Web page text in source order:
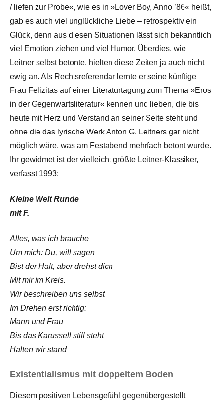
/ liefen zur Probe«, wie es in »Lover Boy, Anno ’86« heißt,
gab es auch viel unglückliche Liebe – retrospektiv ein
Glück, denn aus diesen Situationen lässt sich bekanntlich
viel Emotion ziehen und viel Humor. Überdies, wie
Leitner selbst betonte, hielten diese Zeiten ja auch nicht
ewig an. Als Rechtsreferendar lernte er seine künftige
Frau Felizitas auf einer Literaturtagung zum Thema »Eros
in der Gegenwartsliteratur« kennen und lieben, die bis
heute mit Herz und Verstand an seiner Seite steht und
ohne die das lyrische Werk Anton G. Leitners gar nicht
möglich wäre, was am Festabend mehrfach betont wurde.
Ihr gewidmet ist der vielleicht größte Leitner-Klassiker,
verfasst 1993:
Kleine Welt Runde
mit F.
Alles, was ich brauche
Um mich: Du, will sagen
Bist der Halt, aber drehst dich
Mit mir im Kreis.
Wir beschreiben uns selbst
Im Drehen erst richtig:
Mann und Frau
Bis das Karussell still steht
Halten wir stand
Existentialismus mit doppeltem Boden
Diesem positiven Lebensgefühl gegenübergestellt